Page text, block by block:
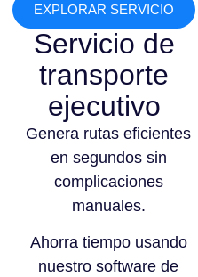
EXPLORAR SERVICIO
Servicio de
transporte
ejecutivo
Genera rutas eficientes
en segundos sin
complicaciones
manuales.
Ahorra tiempo usando
nuestro software de